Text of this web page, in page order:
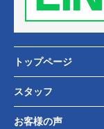
トップページ
スタッフ
お客様の声